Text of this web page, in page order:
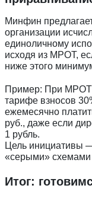
Минфин
организации
единоличному
исходя из МРОТ,
ниже этого
Пример: При МРОТ
тарифе взносов
ежемесячно
руб., даже если
1 рубль.
Цель инициативы
«серыми» схемами
Итог:
перезвоним!
Принимаю
ДаюСогласие